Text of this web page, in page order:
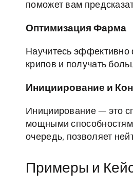
поможет вам
Оптимизация Фарма
Научитесь эффективно
крипов и получать
Инициирование и
Инициирование — это
мощными
очередь, позволяет
Примеры и